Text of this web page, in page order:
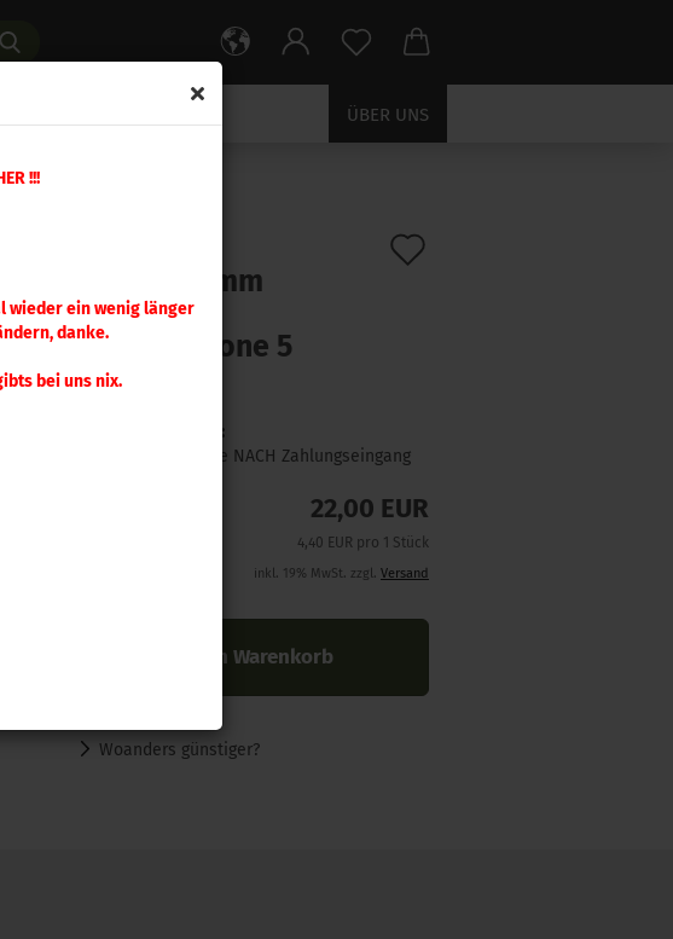
!!!
wieder ein wenig länger
danke.
bei uns nix.
ÜBER UNS
Pufferpatrone 5 Stück
A-Zoom 9 mm
Makarov
Pufferpatrone 5
Stück
Lieferzeit:
1 Woche NACH Zahlungseingang
22,00 EUR
4,40 EUR pro 1 Stück
inkl. 19% MwSt. zzgl. Versand
In den Warenkorb
Woanders günstiger?